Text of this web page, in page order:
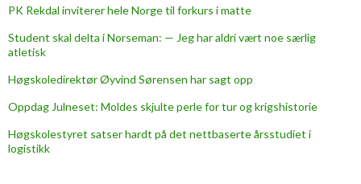
e
i
-
g
v
PK Rekdal inviterer hele Norge til forkurs i matte
Student skal delta i Norseman: — Jeg har aldri vært noe særlig
atletisk
Høgskoledirektør Øyvind Sørensen har sagt opp
Oppdag Julneset: Moldes skjulte perle for tur og krigshistorie
Høgskolestyret satser hardt på det nettbaserte årsstudiet i
logistikk